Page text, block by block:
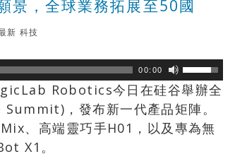
，全球業務拓展至50國
新 科技
00:00
Robotics今日在硅谷舉辦全
，發布新一代產品矩陣。
、高端靈巧手H01，以及專為無
X1。